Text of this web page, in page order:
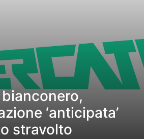
‘anticipata’
stravolto